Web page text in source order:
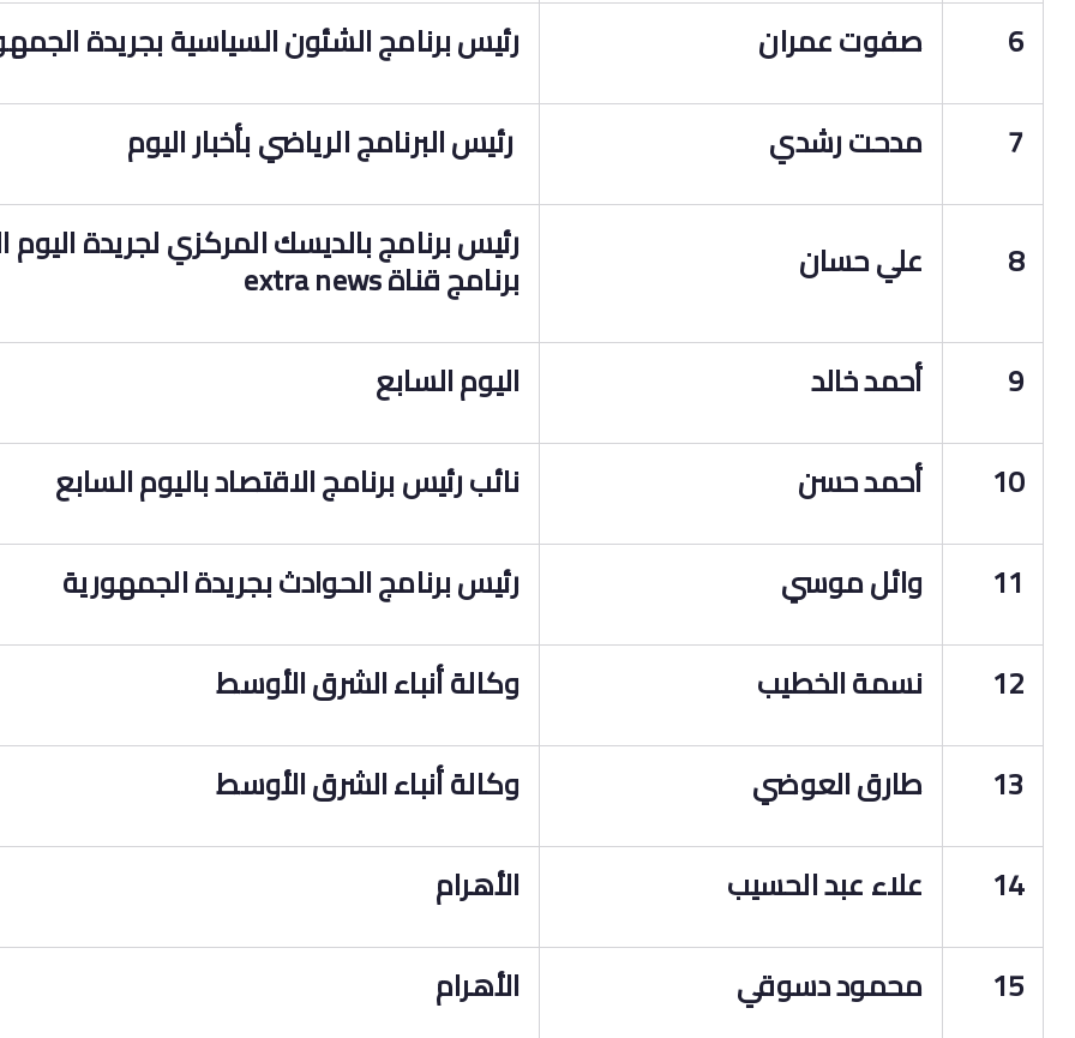
6
صفوت عمران
رئيس برنامج الشئون السياسية بجريدة
7
مدحت رشدي رئيس البرنامج الرياضي بأخبار اليوم
8 علي حسان رئيس برنامج بالديسك المركزي لجريدة اليوم
برنامج قناةextra news
9
أحمد خالد
اليوم السابع
10
أحمد حسن
نائب رئيس برنامج الاقتصاد باليوم السابع
11
وائل موسي
رئيس برنامج الحوادث بجريدة الجمهورية
12
نسمة الخطيب
وكالة أنباء الشرق الأوسط
13
طارق العوضي
وكالة أنباء الشرق الأوسط
14
علاء عبد الحسيب
الأهرام
15
محمود دسوقي
الأهرام